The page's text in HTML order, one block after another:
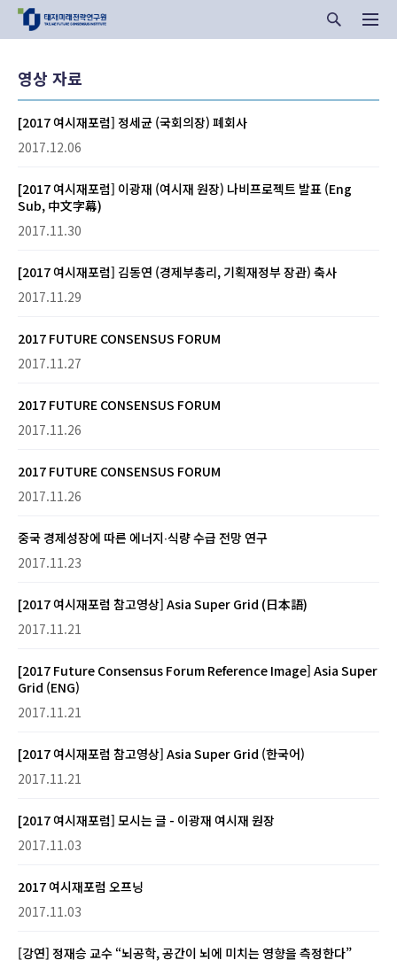
영상 자료
[2017 여시재포럼] 정세균 (국회의장) 폐회사
2017.12.06
[2017 여시재포럼] 이광재 (여시재 원장) 나비프로젝트 발표 (Eng
Sub, 中文字幕)
2017.11.30
[2017 여시재포럼] 김동연 (경제부총리, 기획재정부 장관) 축사
2017.11.29
2017 FUTURE CONSENSUS FORUM
2017.11.27
2017 FUTURE CONSENSUS FORUM
2017.11.26
2017 FUTURE CONSENSUS FORUM
2017.11.26
중국 경제성장에 따른 에너지∙식량 수급 전망 연구
2017.11.23
[2017 여시재포럼 참고영상] Asia Super Grid (日本語)
2017.11.21
[2017 Future Consensus Forum Reference Image] Asia Super
Grid (ENG)
2017.11.21
[2017 여시재포럼 참고영상] Asia Super Grid (한국어)
2017.11.21
[2017 여시재포럼] 모시는 글 - 이광재 여시재 원장
2017.11.03
2017 여시재포럼 오프닝
2017.11.03
[강연] 정재승 교수 “뇌공학, 공간이 뇌에 미치는 영향을 측정한다”